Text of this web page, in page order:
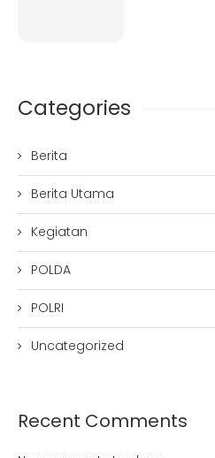
Categories
Berita
Berita Utama
Kegiatan
POLDA
POLRI
Uncategorized
Recent Comments